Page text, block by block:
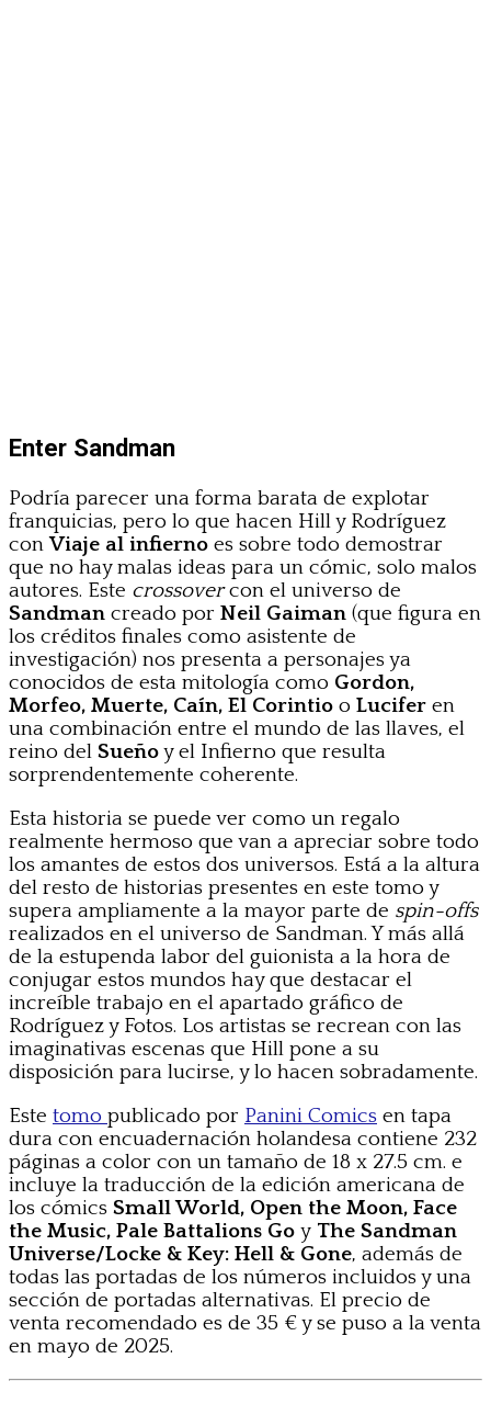
Enter Sandman
Podría parecer una forma barata de explotar
franquicias, pero lo que hacen Hill y Rodríguez
conViaje al infierno es sobre todo demostrar
que no hay malas ideas para un cómic, solo malos
autores. Este crossovercon el universo de
Sandman creado por Neil Gaiman (que figura en
los créditos finales como asistente de
investigación) nos presenta a personajes ya
conocidos de esta mitología como Gordon,
Morfeo, Muerte, Caín, El Corintio o Lucifer en
una combinación entre el mundo de las llaves, el
reino del Sueñoy el Infierno que resulta
sorprendentemente coherente.
Esta historia se puede ver como un regalo
realmente hermoso que van a apreciar sobre todo
los amantes de estos dos universos. Está a la altura
del resto de historias presentes en este tomo y
supera ampliamente a la mayor parte de spin-offs
realizados en el universo de Sandman. Y más allá
de la estupenda labor del guionista a la hora de
conjugar estos mundos hay que destacar el
increíble trabajo en el apartado gráfico de
Rodríguez y Fotos. Los artistas se recrean con las
imaginativas escenas que Hill pone a su
disposición para lucirse, y lo hacen sobradamente.
Este tomo publicado por Panini Comics en tapa
dura con encuadernación holandesa contiene 232
páginas a color con un tamaño de 18 x 27.5 cm. e
incluye la traducción de la edición americana de
los cómics Small World, Open the Moon, Face
the Music, Pale Battalions Go y The Sandman
Universe/Locke & Key: Hell & Gone, además de
todas las portadas de los números incluidos y una
sección de portadas alternativas. El precio de
venta recomendado es de 35 € y se puso a la venta
en mayo de 2025.